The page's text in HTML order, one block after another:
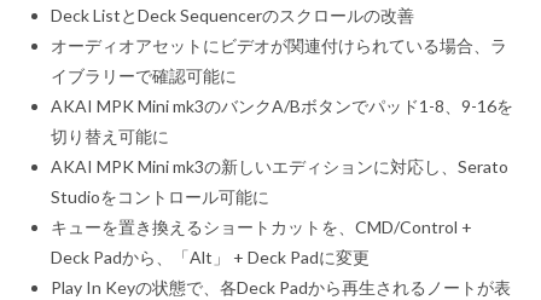
Deck ListとDeck Sequencerのスクロールの改善
オーディオアセットにビデオが関連付けられている場合、ラ
イブラリーで確認可能に
AKAI MPK Mini mk3のバンクA/Bボタンでパッド1-8、9-16を
切り替え可能に
AKAI MPK Mini mk3の新しいエディションに対応し、Serato
Studioをコントロール可能に
キューを置き換えるショートカットを、CMD/Control +
Deck Padから、「Alt」 + Deck Padに変更
Play In Keyの状態で、各Deck Padから再生されるノートが表